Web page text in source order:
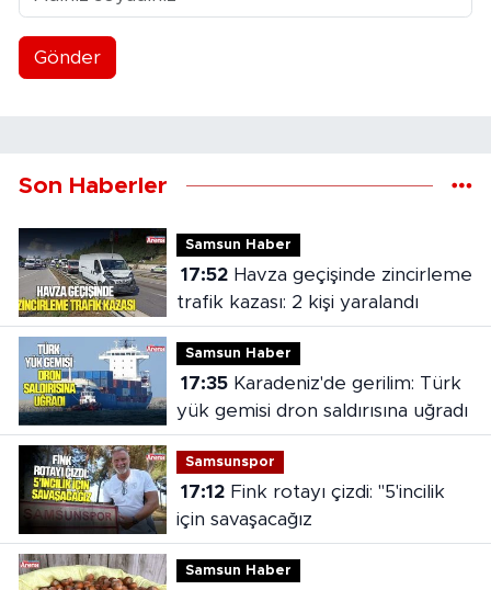
Gönder
Son Haberler
Samsun Haber
17:52Havza geçişinde zincirleme
trafik kazası: 2 kişi yaralandı
Samsun Haber
17:35Karadeniz'de gerilim: Türk
yük gemisi dron saldırısına uğradı
Samsunspor
17:12Fink rotayı çizdi: "5'incilik
için savaşacağız
Samsun Haber